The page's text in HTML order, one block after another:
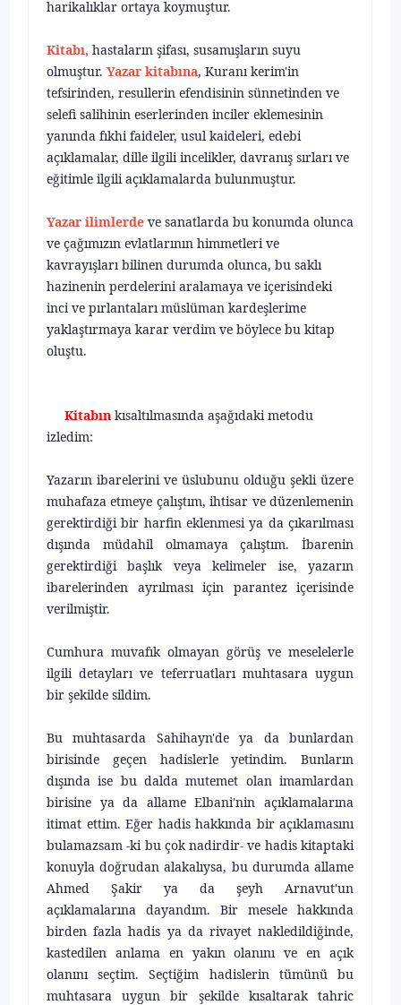
harikalıklar ortaya koy­muştur.
Kitabı, hastaların şifası, susamışların suyu
olmuştur. Yazar kitabına, Kuranı kerim'in
tefsirinden, resullerin efendisinin sünnetinden ve
selefi salihinin eserlerinden inciler eklemesinin
yanında fıkhi faideler, usul kaideleri, edebi
açıklamalar, dille ilgili incelikler, davranış sırları ve
eğitimle ilgili açıkla­malarda bulunmuştur.
Yazar ilimlerde ve sanatlarda bu konumda olunca
ve çağımızın evlatla­rının himmetleri ve
kavrayışları bilinen durumda olunca, bu saklı
hazinenin perdelerini aralamaya ve içerisindeki
inci ve pırlantaları müslüman kardeşle­rime
yaklaştırmaya karar verdim ve böylece bu kitap
oluştu.
Kitabın kısaltılmasında aşağıdaki metodu
izledim:
Yazarın ibarelerini ve üslubunu olduğu şekli üzere
muhafaza etme­ye çalıştım, ihtisar ve düzenlemenin
gerektirdiği bir harfin eklenmesi ya da çıkarılması
dışında müdahil olmamaya çalıştım. İbarenin
gerektirdiği başlık veya kelimeler ise, yazarın
ibarelerinden ayrılması için parantez içerisinde
verilmiştir.
Cumhura muvafık olmayan görüş ve meselelerle
ilgili detayları ve teferruatları muhtasara uygun
bir şekilde sildim.
Bu muhtasarda Sahihayn'de ya da bunlardan
birisinde geçen ha­dislerle yetindim. Bunların
dışında ise bu dalda mutemet olan imamlardan
birisine ya da allame Elbani'nin açıklamalarına
itimat ettim. Eğer hadis hak­kında bir açıklamasını
bulamazsam -ki bu çok nadirdir- ve hadis kitaptaki
konuyla doğrudan alakalıysa, bu durumda allame
Ahmed Şakir ya da şeyh Arnavut'un
açıklamalarına dayandım. Bir mesele hakkında
birden fazla ha­dis ya da rivayet nakledildiğinde,
kastedilen anlama en yakın olanını ve en açık
olanını seçtim. Seçtiğim hadislerin tümünü bu
muhtasara uygun bir şe­kilde kısaltarak tahric